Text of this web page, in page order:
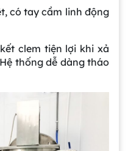
có tay cầm linh động
clem tiện lợi khi xả
thống dễ dàng tháo